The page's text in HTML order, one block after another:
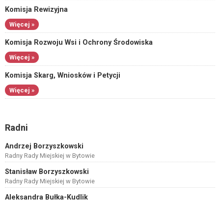
Komisja Rewizyjna
Więcej »
Komisja Rozwoju Wsi i Ochrony Środowiska
Więcej »
Komisja Skarg, Wniosków i Petycji
Więcej »
Radni
Andrzej Borzyszkowski
Radny Rady Miejskiej w Bytowie
Stanisław Borzyszkowski
Radny Rady Miejskiej w Bytowie
Aleksandra Bułka-Kudlik